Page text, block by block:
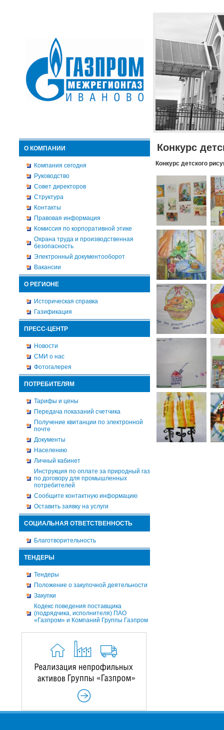
О КОМПАНИИ
Компания сегодня
Руководство
Совет директоров
Структура
Контакты
Правовая информация
Комиссия по корпоративной этике
Охрана труда и производственная
безопасность
Электронный документооборот
Вакансии
О РЕГИОНЕ
Историческая справка
Газификация
ПРЕСС-ЦЕНТР
Новости
СМИ о нас
Фотогалерея
ПОТРЕБИТЕЛЯМ
Тарифы и цены
Передача показаний счетчика
Получение квитанции по электронной
почте
Документы
Населению
Личный кабинет
Инструкция по оплате за природный газ
по договору для промышленных
потребителей
Сообщите контактную информацию
Оставить заявку на услуги
СОЦИАЛЬНАЯ ОТВЕТСТВЕННОСТЬ
Благотворительность
ТЕНДЕРЫ
Тендеры
Положение о закупочной деятельности
Закупки
Кодекс поведения поставщика
(подрядчика, исполнителя) ПАО
«Газпром» и Компаний Группы Газпром
Конкурс
Конкурс детского